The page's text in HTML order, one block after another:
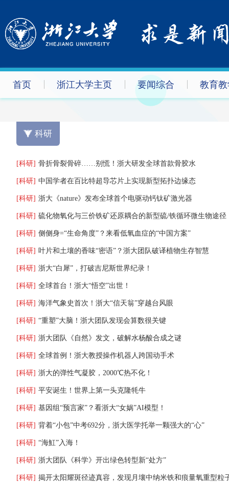
首页 浙江大学主页 要闻综合 教育
科研
[科研] 骨折骨裂骨碎……别慌！浙大研发全球首款骨胶水
[科研] 中国学者在百比特超导芯片上实现新型拓扑边缘态
[科研] 浙大《nature》发布全球首个电驱动钙钛矿激光器
[科研] 硫化物氧化与三价铁矿还原耦合的新型硫/铁循环微生物途径
[科研] 侧侧身=“生命角度”？来看低氧血症的“中国方案”
[科研] 叶片和土壤的香味“密语”？浙大团队破译植物生存智慧
[科研] 浙大“白犀”，打破吉尼斯世界纪录！
[科研] 全球首台！浙大“悟空”出世！
[科研] 海洋气象史首次！浙大“信天翁”穿越台风眼
[科研] “重塑”大脑！浙大团队发现会算数很关键
[科研] 浙大团队《自然》发文，破解水杨酸合成之谜
[科研] 全球首例！浙大教授操作机器人跨国动手术
[科研] 浙大的弹性气凝胶，2000℃热不化！
[科研] 平安诞生！世界上第一头克隆牦牛
[科研] 基因组“预言家”？看浙大“女娲”AI模型！
[科研] 背着“小包”中考692分，浙大医学托举一颗强大的“心”
[科研] “海魟”入海！
[科研] 浙大团队《科学》开出绿色转型新“处方”
[科研] 揭开太阳耀斑径迹真容，发现月壤中纳米铁和痕量氧重型粒